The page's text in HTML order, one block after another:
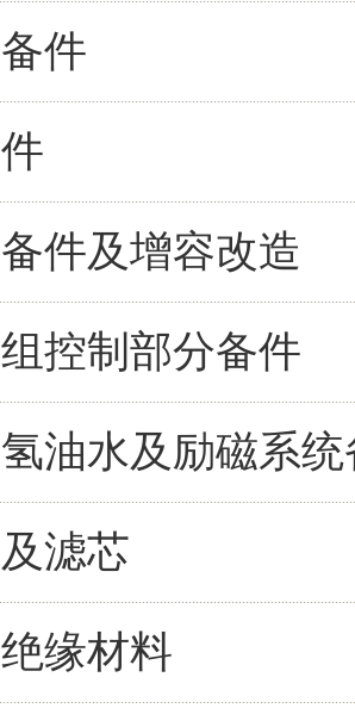
件
件及增容改造
控制部分备件
油水及励磁系统
滤芯
缘材料